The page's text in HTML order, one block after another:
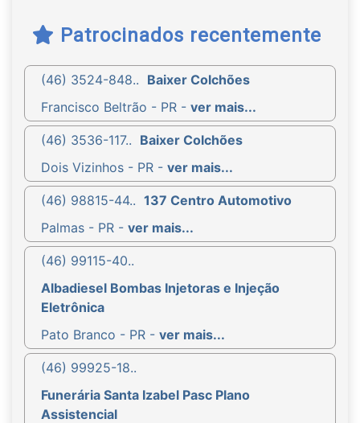
Patrocinados recentemente
(46) 3524-848.. Baixer Colchões
Francisco Beltrão - PR - ver mais...
(46) 3536-117.. Baixer Colchões
Dois Vizinhos - PR - ver mais...
(46) 98815-44.. 137 Centro Automotivo
Palmas - PR - ver mais...
(46) 99115-40..
Albadiesel Bombas Injetoras e Injeção
Eletrônica
Pato Branco - PR - ver mais...
(46) 99925-18..
Funerária Santa Izabel Pasc Plano
Assistencial